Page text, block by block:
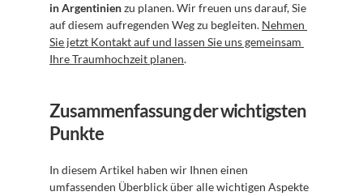
in Argentinien zu planen. Wir freuen uns darauf, Sie
auf diesem aufregenden Weg zu begleiten. Nehmen
Sie jetzt Kontakt auf und lassen Sie uns gemeinsam
Ihre Traumhochzeit planen.
Zusammenfassung der wichtigsten
Punkte
In diesem Artikel haben wir Ihnen einen
umfassenden Überblick über alle wichtigen Aspekte